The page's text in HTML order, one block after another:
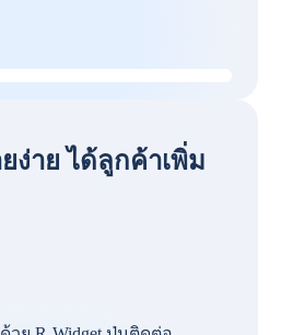
ง่าย ได้ลูกค้าเพิ่ม